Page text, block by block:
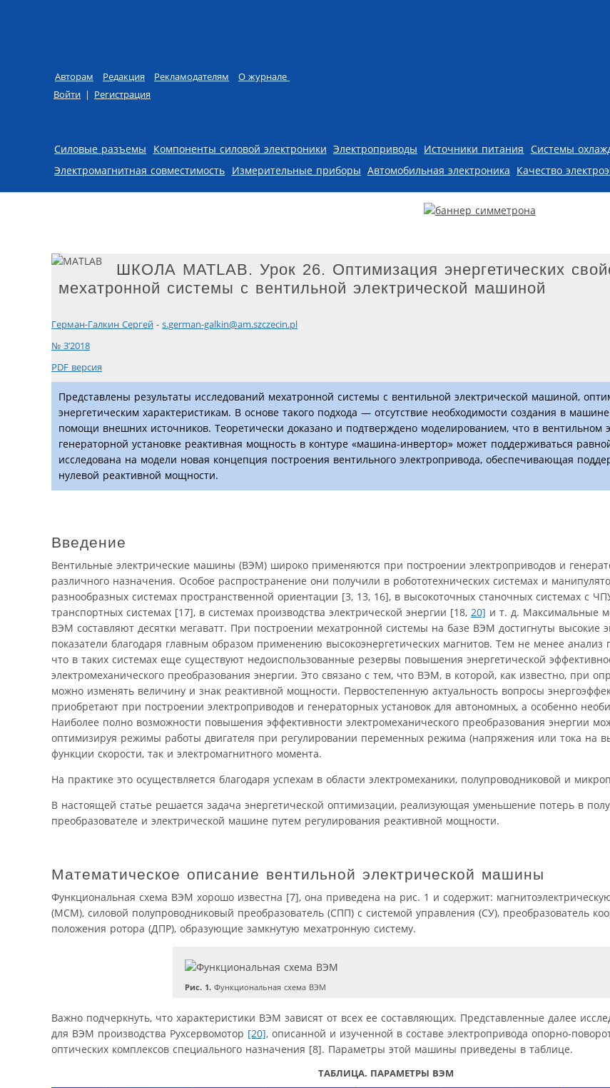
Авторам Редакция Рекламодателям
О журнале
Войти | Регистрация
Skip to content
Силовые разъемы Компоненты силовой электроники Электроприводы Источники питания Системы
Электромагнитная совместимость Измерительные приборы Автомобильная электроника Качество
ШКОЛА MATLAB. Урок 26. Оптимизация энергетических
мехатронной системы с вентильной электрической машиной
Герман-Галкин Сергей - s.german-galkin@am.szczecin.pl
№ 3’2018
PDF версия
Представлены результаты исследований мехатронной системы с вентильной электрической машиной,
энергетическим характеристикам. В основе такого подхода — отсутствие необходимости создания в
помощи внешних источников. Теоретически доказано и подтверждено моделированием, что в вентильном
генераторной установке реактивная мощность в контуре «машина-инвертор» может поддерживаться
исследована на модели новая концепция построения вентильного электропривода, обеспечивающая
нулевой реактивной мощности.
Введение
Вентильные электрические машины (ВЭМ) широко применяются при построении электроприводов и
различного назначения. Особое распространение они получили в робототехнических системах и
разнообразных системах пространственной ориентации [3, 13, 16], в высокоточных станочных системах с
транспортных системах [17], в системах производства электрической энергии [18, 20] и т. д. Максимальные
ВЭМ составляют десятки мегаватт. При построении мехатронной системы на базе ВЭМ достигнуты высокие
показатели благодаря главным образом применению высокоэнергетических магнитов. Тем не менее анализ
что в таких системах еще существуют недоиспользованные резервы повышения энергетической
электромеханического преобразования энергии. Это связано с тем, что ВЭМ, в которой, как известно, при
можно изменять величину и знак реактивной мощности. Первостепенную актуальность вопросы
приобретают при построении электроприводов и генераторных установок для автономных, а особенно
Наиболее полно возможности повышения эффективности электромеханического преобразования энергии
оптимизируя режимы работы двигателя при регулировании переменных режима (напряжения или тока на
функции скорости, так и электромагнитного момента.
На практике это осуществляется благодаря успехам в области электромеханики, полупроводниковой и
В настоящей статье решается задача энергетической оптимизации, реализующая уменьшение потерь в
преобразователе и электрической машине путем регулирования реактивной мощности.
Математическое описание вентильной электрической машины
Функциональная схема ВЭМ хорошо известна [7], она приведена на рис. 1 и содержит:
(МСМ), силовой полупроводниковый преобразователь (СПП) c системой управления (СУ), преобразователь
положения ротора (ДПР), образующие замкнутую мехатронную систему.
Рис. 1. Функциональная схема ВЭМ
Важно подчеркнуть, что характеристики ВЭМ зависят от всех ее составляющих. Представленные далее
для ВЭМ производства Рухсервомотор [20], описанной и изученной в составе электропривода опорно-
оптических комплексов специального назначения [8]. Параметры этой машины приведены в таблице.
ТАБЛИЦА. ПАРАМЕТРЫ ВЭМ